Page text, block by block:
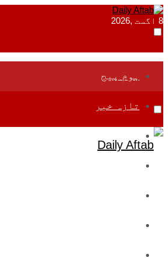
8 اگست ,2026
ہوم پیج
تازہ خبر